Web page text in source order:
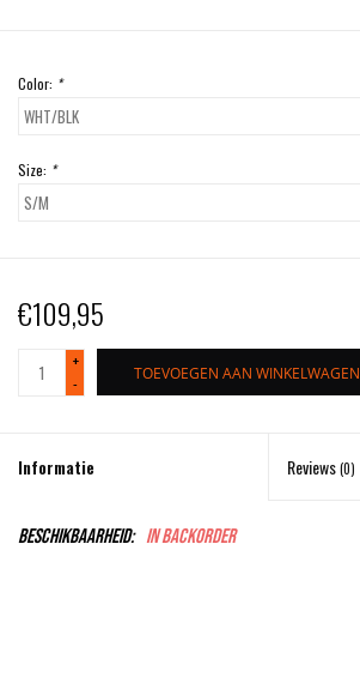
Color: *
Size: *
€109,95
+
-
TOEVOEGEN AAN WINKELWAGEN
Informatie Reviews(0)
Beschikbaarheid: In backorder